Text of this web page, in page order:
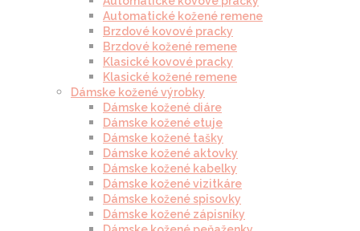
Automatické kožené remene
Brzdové kovové pracky
Brzdové kožené remene
Klasické kovové pracky
Klasické kožené remene
Dámske kožené výrobky
Dámske kožené diáre
Dámske kožené etuje
Dámske kožené tašky
Dámske kožené aktovky
Dámske kožené kabelky
Dámske kožené vizitkáre
Dámske kožené spisovky
Dámske kožené zápisníky